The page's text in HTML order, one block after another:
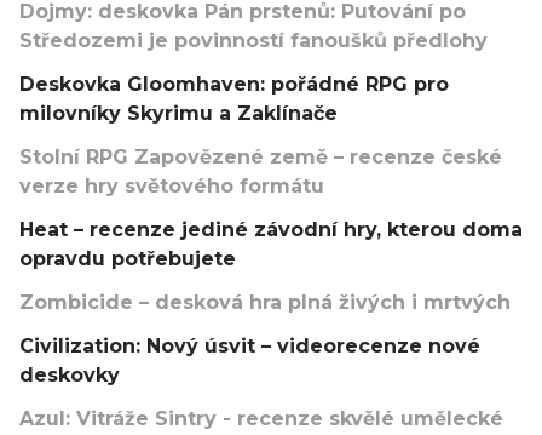
Dojmy: deskovka Pán prstenů: Putování po
Středozemi je povinností fanoušků předlohy
Deskovka Gloomhaven: pořádné RPG pro
milovníky Skyrimu a Zaklínače
Stolní RPG Zapovězené země – recenze české
verze hry světového formátu
Heat – recenze jediné závodní hry, kterou doma
opravdu potřebujete
Zombicide – desková hra plná živých i mrtvých
Civilization: Nový úsvit – videorecenze nové
deskovky
Azul: Vitráže Sintry - recenze skvělé umělecké